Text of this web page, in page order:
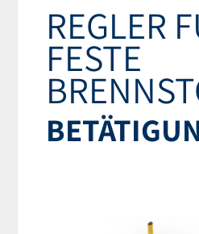
REGLER
FESTE